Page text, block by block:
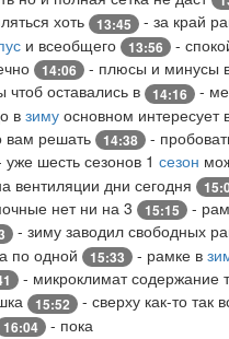
хоть 13:45 - за край
и всеобщего 13:56 -
14:06 - плюсы и минусы
оставались в 14:16 -
взиму основном интересует
вам решать 14:38 -
уже шесть сезонов 1 сезон
вентиляции дни сегодня
нет ни на 3 15:15 -
- зиму заводил свободных
по одной 15:33 - рамке в
- микроклимат содержание
15:52 - сверху как-то так
16:04 - пока